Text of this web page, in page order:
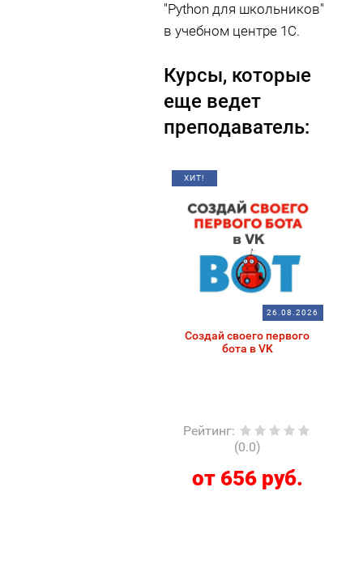
"Python для школьников"
в учебном центре 1С.
Курсы, которые
еще ведет
преподаватель:
ХИТ!
26.08.2026
Создай своего первого
бота в VK
Рейтинг:
(0.0)
от 656 руб.